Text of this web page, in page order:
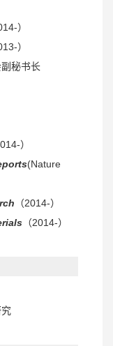
）
）
秘书长
）
(Nature
（2014-）
（2014-）